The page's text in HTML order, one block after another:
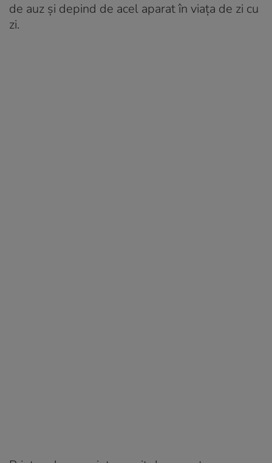
de auz și depind de acel aparat în viața de zi cu
zi.